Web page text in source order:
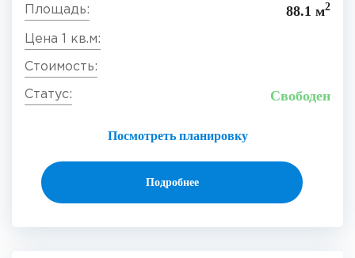
88.1 м2
Посмотреть планировку
Свободен
Подробнее